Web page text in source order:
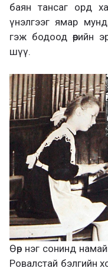
баян тансаг орд
үнэлгээг ямар
гэж бодоод өөрийн
шүү.
Өөр нэг сонинд
Ровалстай бэлгийн